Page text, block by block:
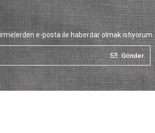
e-posta ile haberdar olmak istiyorum.
Gönder